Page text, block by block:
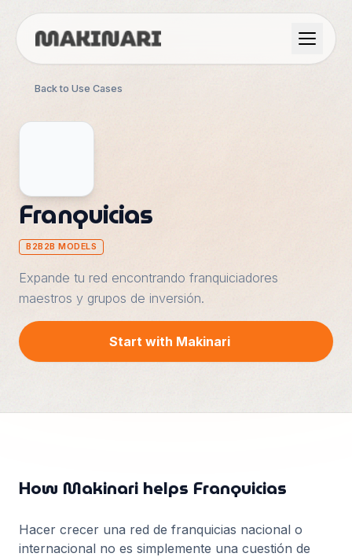
GTM & Use Cases
Language
Español
Français
Start Now
Back to Use Cases
Franquicias
B2B2B MODELS
Expande tu red encontrando franquiciadores
maestros y grupos de inversión.
Start with Makinari
How Makinari helps Franquicias
Hacer crecer una red de franquicias nacional o
internacional no es simplemente una cuestión de